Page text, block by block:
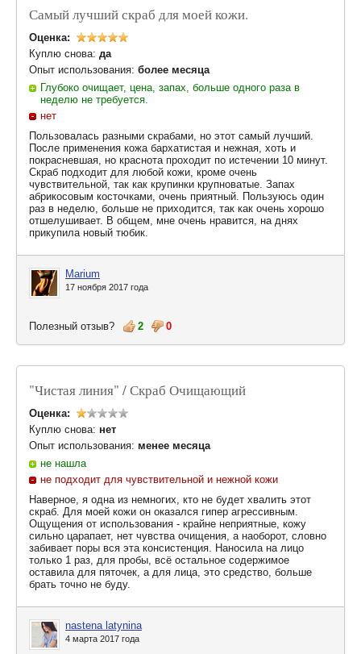
Самый лучший скраб для моей кожи.
Оценка:
Куплю снова: да
Опыт использования: более месяца
Глубоко очищает, цена, запах, больше одного раза в
неделю не требуется.
нет
Пользовалась разными скрабами, но этот самый лучший.
После применения кожа бархатистая и нежная, хоть и
покрасневшая, но краснота проходит по истечении 10 минут.
Скраб подходит для любой кожи, кроме очень
чувствительной, так как крупинки крупноватые. Запах
абрикосовым косточками, очень приятный. Пользуюсь один
раз в неделю, больше не приходится, так как очень хорошо
отшелушивает. В общем, мне очень нравится, на днях
прикупила новый тюбик.
Marium
17 ноября 2017 года
Полезный отзыв? 2 0
"Чистая линия" / Скраб Очищающий
Оценка:
Куплю снова: нет
Опыт использования: менее месяца
не нашла
не подходит для чувствительной и нежной кожи
Наверное, я одна из немногих, кто не будет хвалить этот
скраб. Для моей кожи он оказался гипер агрессивным.
Ощущения от использования - крайне неприятные, кожу
сильно царапает, нет чувства очищения, а наоборот, словно
забивает поры вся эта консистенция. Наносила на лицо
только 1 раз, для пробы, всё остальное содержимое
оставила для пяточек, а для лица, это средство, больше
брать точно не буду.
nastena latynina
4 марта 2017 года